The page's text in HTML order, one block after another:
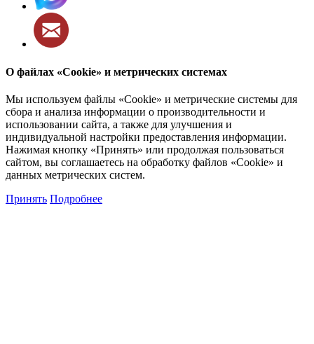
О файлах «Cookie» и метрических системах
Мы используем файлы «Cookie» и метрические системы для
сбора и анализа информации о производительности и
использовании сайта, а также для улучшения и
индивидуальной настройки предоставления информации.
Нажимая кнопку «Принять» или продолжая пользоваться
сайтом, вы соглашаетесь на обработку файлов «Cookie» и
данных метрических систем.
Принять Подробнее